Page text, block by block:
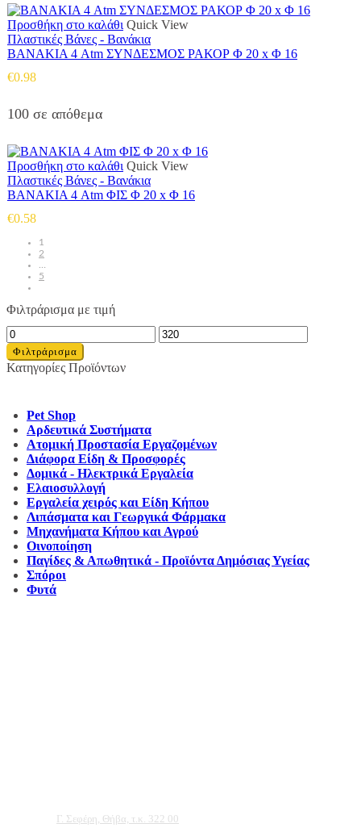
Προσθήκη στο καλάθι Quick View
Πλαστικές Βάνες - Βανάκια
ΒΑΝΑΚΙΑ 4 Atm ΣΥΝΔΕΣΜΟΣ ΡΑΚΟΡ Φ 20 x Φ 16
€0.98
100 σε απόθεμα
Προσθήκη στο καλάθι Quick View
Πλαστικές Βάνες - Βανάκια
ΒΑΝΑΚΙΑ 4 Atm ΦΙΣ Φ 20 x Φ 16
€0.58
1
2
5
Φιλτράρισμα με τιμή
Ελάχιστη
τιμή
Μέγιστη
τιμή
Φιλτράρισμα
Κατηγορίες Προϊόντων
Pet Shop
Αρδευτικά Συστήματα
Ατομική Προστασία Εργαζομένων
Διάφορα Είδη & Προσφορές
Δομικά - Ηλεκτρικά Εργαλεία
Ελαιοσυλλογή
Εργαλεία χειρός και Είδη Κήπου
Λιπάσματα και Γεωργικά Φάρμακα
Μηχανήματα Κήπου και Αγρού
Οινοποίηση
Παγίδες & Απωθητικά - Προϊόντα Δημόσιας Υγείας
Σπόροι
Φυτά
Γ. Σεφέρη, Θήβα, τ.κ. 322 00